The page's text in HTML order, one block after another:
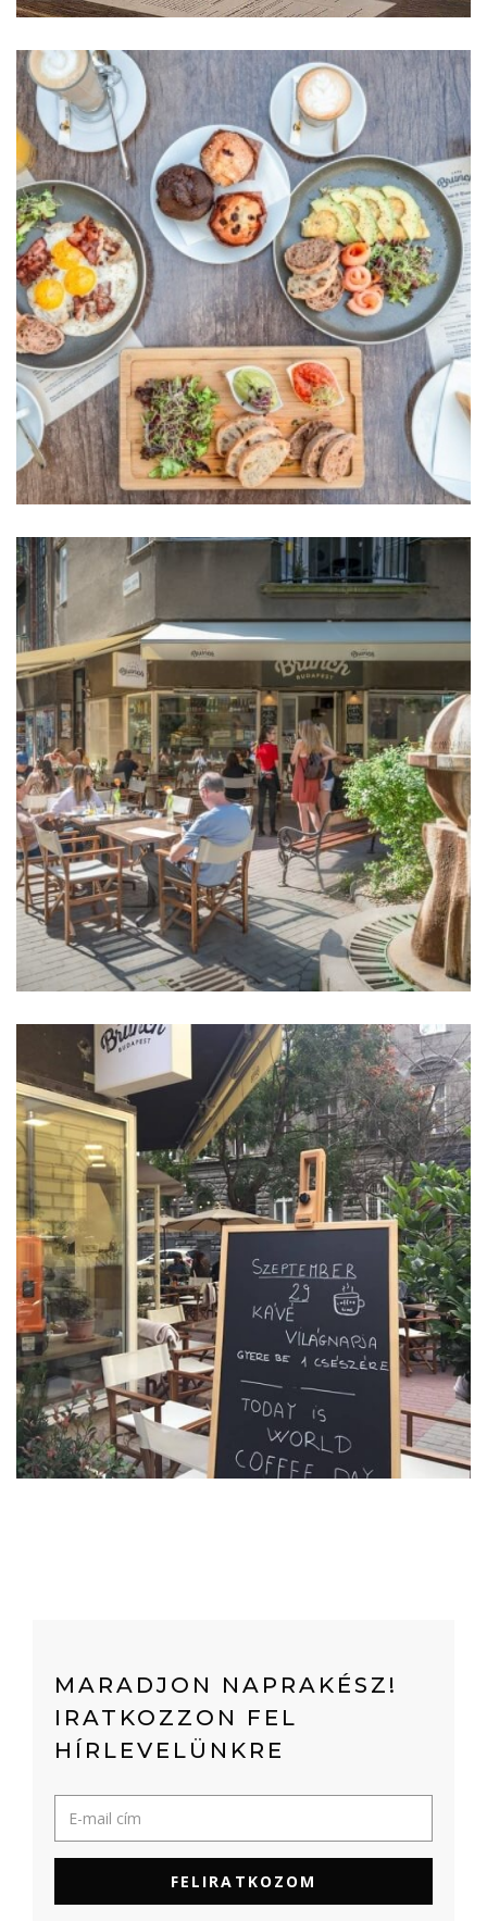
MARADJON NAPRAKÉSZ!
IRATKOZZON FEL
HÍRLEVELÜNKRE
FELIRATKOZOM